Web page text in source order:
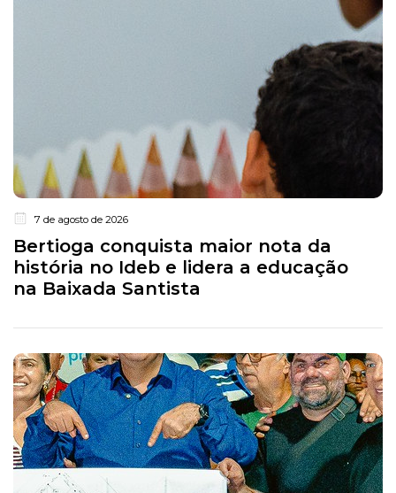
7 de agosto de 2026
Bertioga conquista maior nota da
história no Ideb e lidera a educação
na Baixada Santista